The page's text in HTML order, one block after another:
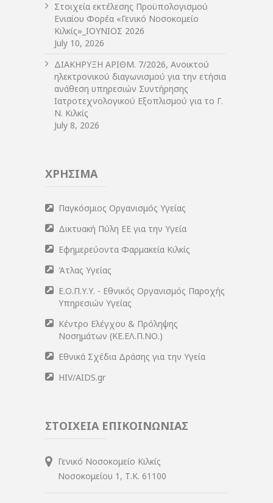
Στοιχεία εκτέλεσης Προϋπολογισμού
Ενιαίου Φορέα «Γενικό Νοσοκομείο
Κιλκίς»_ΙΟΥΝΙΟΣ 2026
July 10, 2026
ΔIΑΚΗΡΥΞΗ ΑΡIΘΜ. 7/2026, Ανοικτού
ηλεκτρονικού διαγωνισμού για την ετήσια
ανάθεση υπηρεσιών Συντήρησης
Ιατροτεχνολογικού Εξοπλισμού για το Γ.
Ν. Κιλκίς
July 8, 2026
ΧΡΗΣΙΜΑ
Παγκόσμιος Οργανισμός Υγείας
Δικτυακή Πύλη ΕΕ για την Υγεία
Εφημερεύοντα Φαρμακεία Κιλκίς
Άτλας Υγείας
Ε.Ο.Π.Υ.Υ. - Εθνικός Οργανισμός Παροχής
Υπηρεσιών Υγείας
Κέντρο Ελέγχου & Πρόληψης
Νοσημάτων (ΚΕ.ΕΛ.Π.ΝΟ.)
Εθνικά Σχέδια Δράσης για την Υγεία
HIV/AIDS.gr
ΣΤΟΙΧΕΙΑ ΕΠΙΚΟΙΝΩΝΙΑΣ
Γενικό Νοσοκομείο Κιλκίς
Νοσοκομείου 1, Τ.Κ. 61100